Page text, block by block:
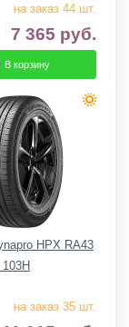
на заказ 44 шт.
7 365 руб.
В корзину
HPX RA43
на заказ 35 шт.